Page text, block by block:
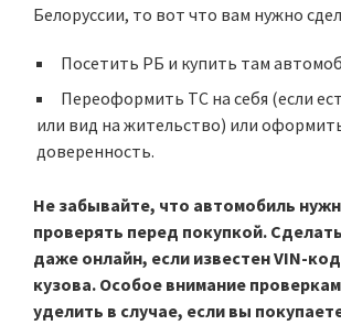
Белоруссии, то вот что вам нужно
Посетить РБ и купить там
Переоформить ТС на себя (если
или вид на жительство) или
доверенность.
Не забывайте, что автомобиль
проверять перед покупкой.
даже онлайн, если известен VIN-
кузова. Особое внимание
уделить в случае, если вы